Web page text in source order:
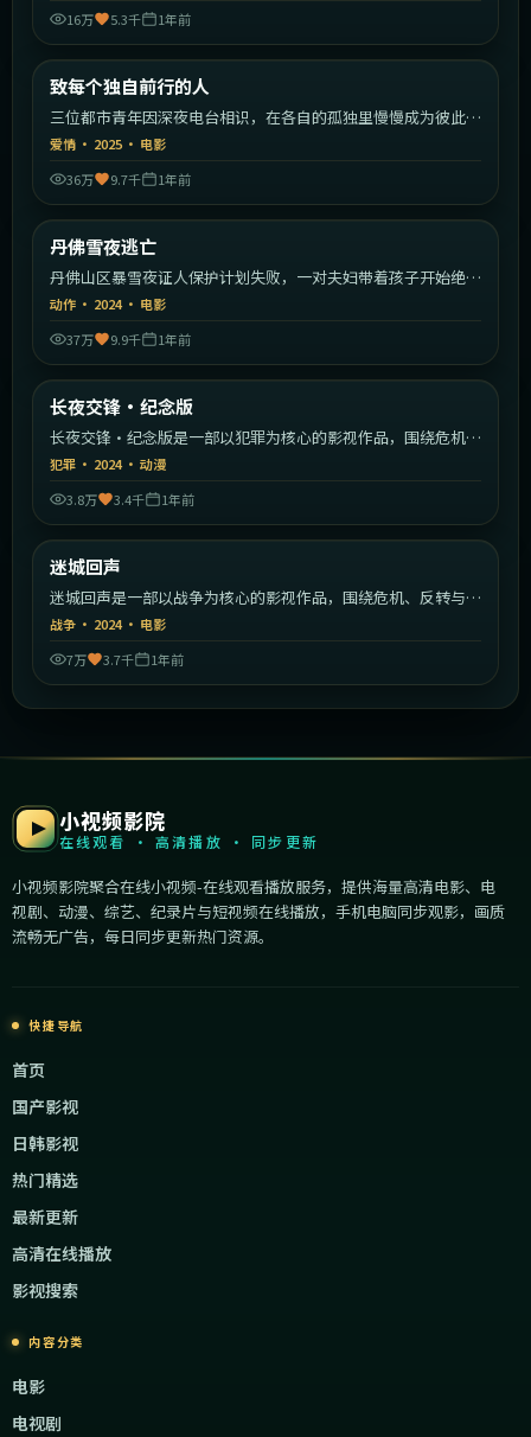
16万
5.3千 1年前
最新
致每个独自前行的人
三位都市青年因深夜电台相识，在各自的孤独里慢慢成为彼此的
灯塔。
爱情 · 2025 · 电影
36万
9.7千 1年前
最新
丹佛雪夜逃亡
丹佛山区暴雪夜证人保护计划失败，一对夫妇带着孩子开始绝命
逃亡。
动作 · 2024· 电影
37万
9.9千 1年前
最新
长夜交锋·纪念版
长夜交锋·纪念版是一部以犯罪为核心的影视作品，围绕危机、
反转与人物成长展开，整体节奏紧凑，值得推荐观看。
犯罪 · 2024· 动漫
3.8万
3.4千 1年前
最新
迷城回声
迷城回声是一部以战争为核心的影视作品，围绕危机、反转与人
物成长展开，整体节奏紧凑，值得推荐观看。
战争 · 2024· 电影
7万
3.7千 1年前
小视频影院
在线观看 · 高清播放 · 同步更新
小视频影院聚合在线小视频-在线观看播放服务，提供海量高清电影、电
视剧、动漫、综艺、纪录片与短视频在线播放，手机电脑同步观影，画质
流畅无广告，每日同步更新热门资源。
快捷导航
首页
国产影视
日韩影视
热门精选
最新更新
高清在线播放
影视搜索
内容分类
电影
电视剧